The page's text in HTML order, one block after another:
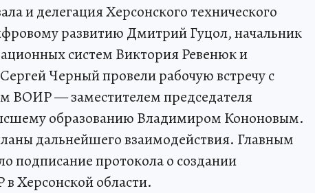
и делегация Херсонского технического
развитию Дмитрий Гуцол, начальник
систем Виктория Ревенюк и
Черный провели рабочую встречу с
ВОИР — заместителем председателя
образованию Владимиром Кононовым.
дальнейшего взаимодействия. Главным
подписание протокола о создании
Херсонской области.